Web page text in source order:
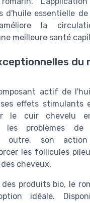
d'huile essentielle
la
meilleure santé
du
actif de
effets stimulants
le cuir chevelu
les problèmes de
outre, son action
les follicules
cheveux.
produits bio, le
idéale.